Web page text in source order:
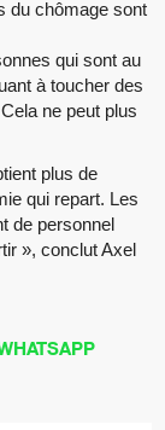
du chômage sont
qui sont au
à toucher des
ne peut plus
plus de
qui repart. Les
de personnel
», conclut Axel